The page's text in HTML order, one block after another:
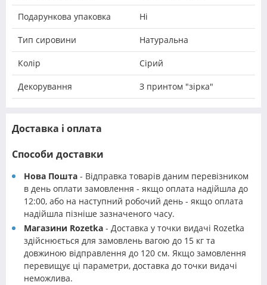
Подарункова упаковка Ні
Тип сировини Натуральна
Колір Сірий
Декорування З принтом "зірка"
Доставка і оплата
Способи доставки
Нова Пошта - Відправка товарів даним перевізником
в день оплати замовлення - якщо оплата надійшла до
12:00, або на наступний робочий день - якщо оплата
надійшла пізніше зазначеного часу.
Магазини Rozetka - Доставка у точки видачі Rozetka
здійснюється для замовлень вагою до 15 кг та
довжиною відправлення до 120 см. Якщо замовлення
перевищує ці параметри, доставка до точки видачі
неможлива.